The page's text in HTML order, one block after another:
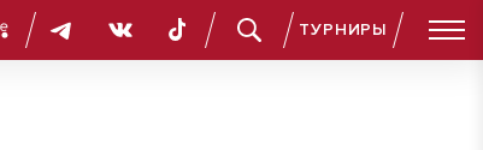
ТУРНИРЫ